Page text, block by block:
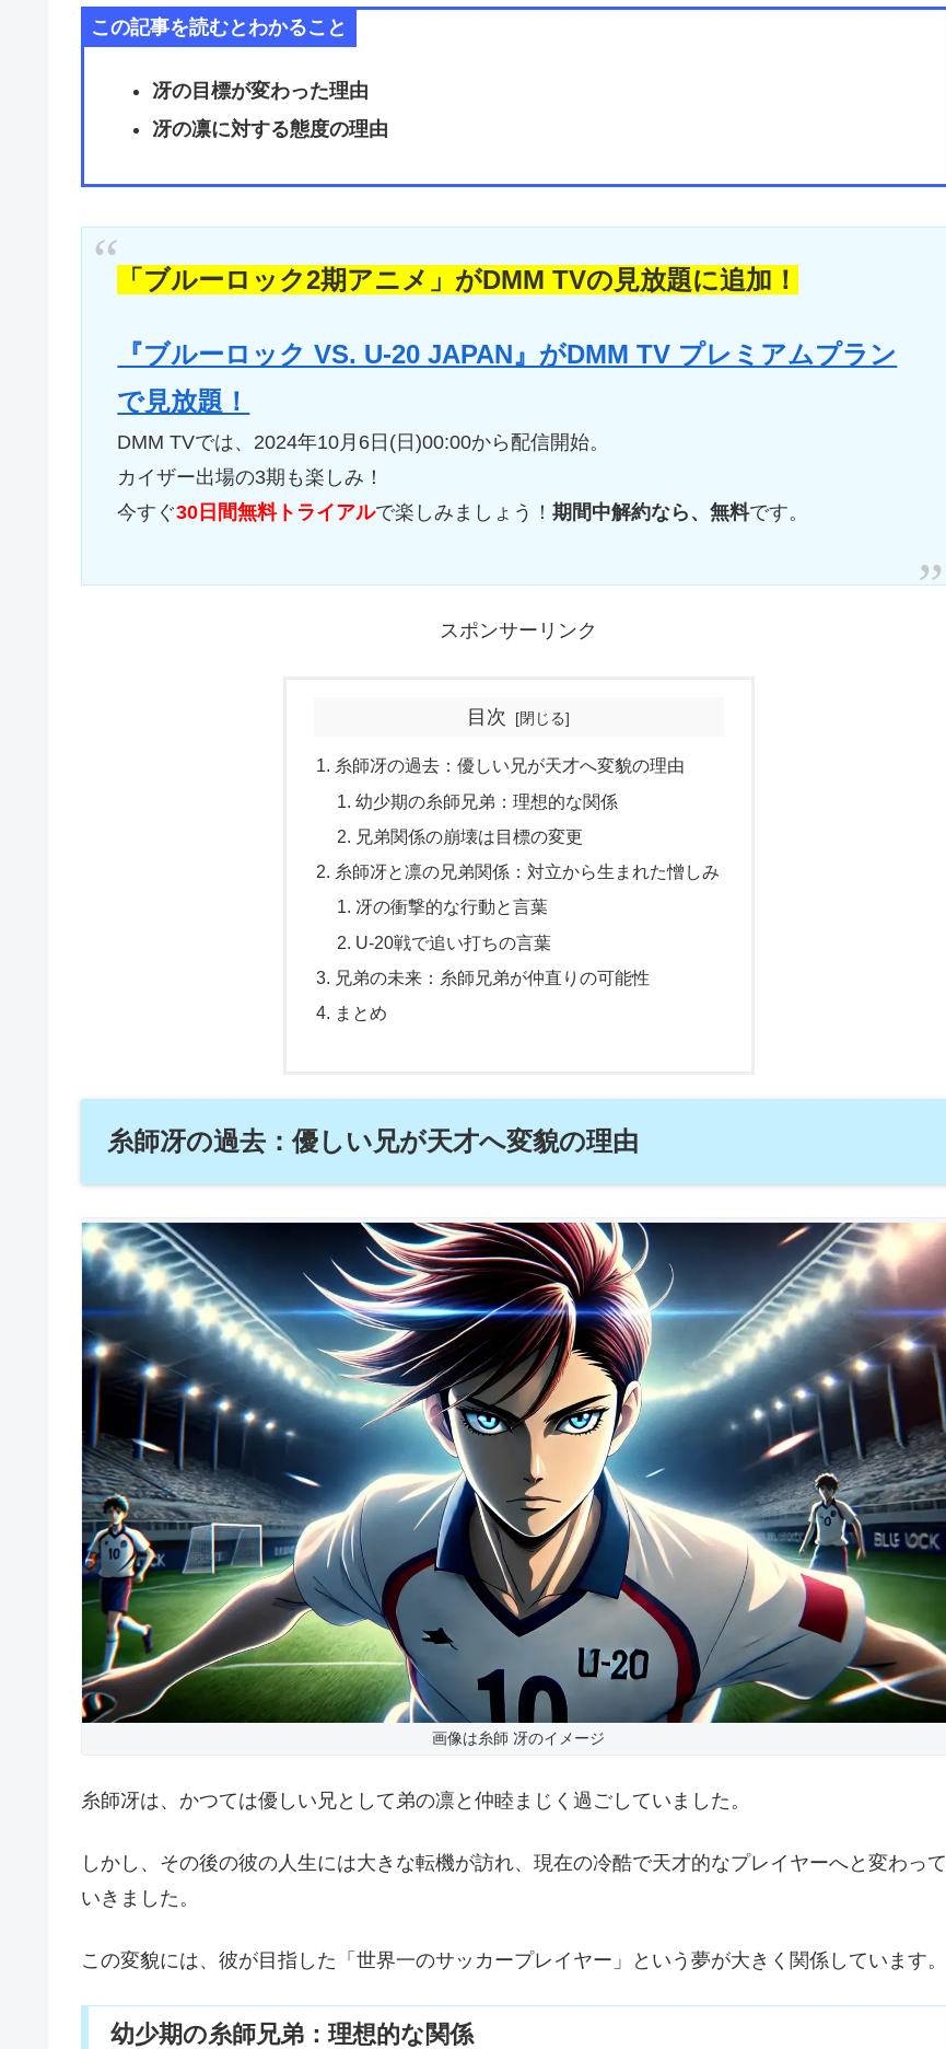
この記事を読むとわかること
冴の目標が変わった理由
冴の凛に対する態度の理由
「ブルーロック2期アニメ」がDMM TVの見放題に追加！
『ブルーロック VS. U-20 JAPAN』がDMM TV プレミアムプラン
で見放題！
DMM TVでは、2024年10月6日(日)00:00から配信開始。
カイザー出場の3期も楽しみ！
今すぐ30日間無料トライアルで楽しみましょう！期間中解約なら、無料です。
スポンサーリンク
目次
糸師冴の過去：優しい兄が天才へ変貌の理由
幼少期の糸師兄弟：理想的な関係
兄弟関係の崩壊は目標の変更
糸師冴と凛の兄弟関係：対立から生まれた憎しみ
冴の衝撃的な行動と言葉
U-20戦で追い打ちの言葉
兄弟の未来：糸師兄弟が仲直りの可能性
まとめ
糸師冴の過去：優しい兄が天才へ変貌の理由
画像は糸師 冴のイメージ
糸師冴は、かつては優しい兄として弟の凛と仲睦まじく過ごしていました。
しかし、その後の彼の人生には大きな転機が訪れ、現在の冷酷で天才的なプレイヤーへと変わって
いきました。
この変貌には、彼が目指した「世界一のサッカープレイヤー」という夢が大きく関係しています。
幼少期の糸師兄弟：理想的な関係